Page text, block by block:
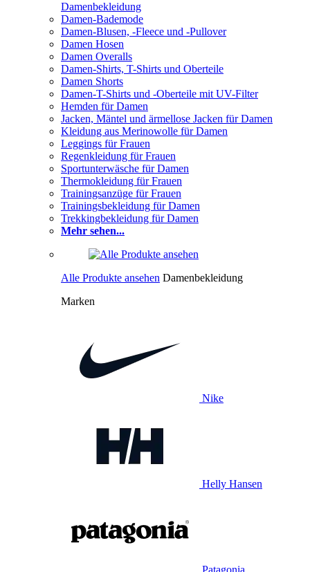
Damenbekleidung
Damen-Bademode
Damen-Blusen, -Fleece und -Pullover
Damen Hosen
Damen Overalls
Damen-Shirts, T-Shirts und Oberteile
Damen Shorts
Damen-T-Shirts und -Oberteile mit UV-Filter
Hemden für Damen
Jacken, Mäntel und ärmellose Jacken für Damen
Kleidung aus Merinowolle für Damen
Leggings für Frauen
Regenkleidung für Frauen
Sportunterwäsche für Damen
Thermokleidung für Frauen
Trainingsanzüge für Frauen
Trainingsbekleidung für Damen
Trekkingbekleidung für Damen
Mehr sehen...
Alle Produkte ansehen Damenbekleidung
Marken
Nike
Helly Hansen
Patagonia